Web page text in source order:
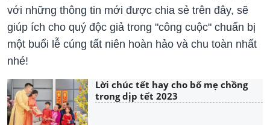
với những thông tin mới được chia sẻ trên đây, sẽ
giúp ích cho quý độc giả trong "công cuộc" chuẩn bị
một buổi lễ cúng tất niên hoàn hảo và chu toàn nhất
nhé!
Lời chúc tết hay cho bố mẹ chồng
trong dịp tết 2023